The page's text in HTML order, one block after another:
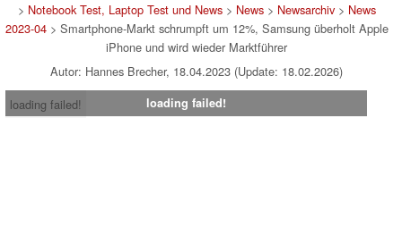
> Notebook Test, Laptop Test und News> News> Newsarchiv> News
2023-04> Smartphone-Markt schrumpft um 12%, Samsung überholt Apple
iPhone und wird wieder Marktführer
Autor: Hannes Brecher, 18.04.2023 (Update: 18.02.2026)
loading failed!
loading failed!